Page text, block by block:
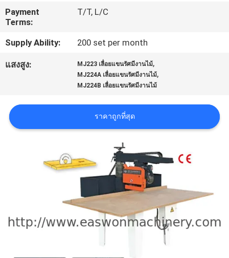
ติดต่อ
เรา
ขอ
Payment
Terms:
T/T, L/C
Supply Ability: 200 set per month
แสงสูง: MJ223 เลื่อยแขนรัศมีงานไม้,
MJ224A เลื่อยแขนรัศมีงานไม้,
MJ224B เลื่อยแขนรัศมีงานไม้
ราคาถูกที่สุด